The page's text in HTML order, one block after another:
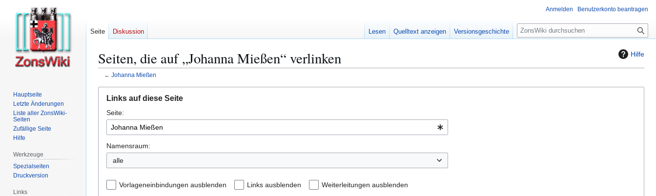
Hilfe
Seiten, die auf „Johanna Mießen“ verlinken
← Johanna Mießen
Navigation
springen
Suche
springen
Links auf diese Seite
Seite:
Namensraum:
alle
Vorlageneinbindungen ausblenden Links ausblenden Weiterleitungen ausblenden
Anmelden Benutzerkonto beantragen
Seite Diskussion Lesen Quelltext anzeigen Versionsgeschichte
S
u
e
Hauptseite
Letzte Änderungen
Liste aller ZonsWiki-
Seiten
Zufällige Seite
Hilfe
Werkzeuge
Spezialseiten
Druckversion
Links